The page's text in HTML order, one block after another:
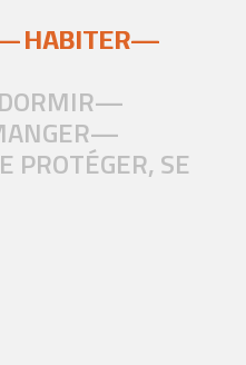
HABITER—
PROTÉGER, SE